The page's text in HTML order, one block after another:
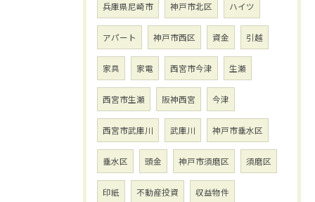
兵庫県尼崎市 神戸市北区 ハイツ
アパート 神戸市西区 資金 引越
家具 家電 西宮市今津 生瀬
西宮市生瀬 阪神西宮 今津
西宮市武庫川 武庫川 神戸市垂水区
垂水区 頭金 神戸市須磨区 須磨区
印紙 不動産投資 収益物件